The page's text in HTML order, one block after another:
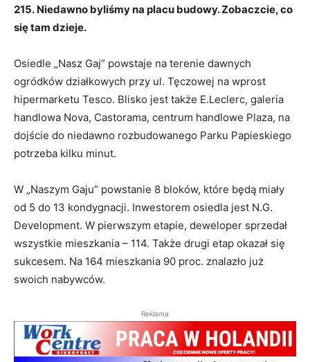
215. Niedawno byliśmy na placu budowy. Zobaczcie, co
się tam dzieje.
Osiedle „Nasz Gaj” powstaje na terenie dawnych
ogródków działkowych przy ul. Tęczowej na wprost
hipermarketu Tesco. Blisko jest także E.Leclerc, galeria
handlowa Nova, Castorama, centrum handlowe Plaza, na
dojście do niedawno rozbudowanego Parku Papieskiego
potrzeba kilku minut.
W „Naszym Gaju” powstanie 8 bloków, które będą miały
od 5 do 13 kondygnacji. Inwestorem osiedla jest N.G.
Development. W pierwszym etapie, deweloper sprzedał
wszystkie mieszkania – 114. Także drugi etap okazał się
sukcesem. Na 164 mieszkania 90 proc. znalazło już
swoich nabywców.
Reklama